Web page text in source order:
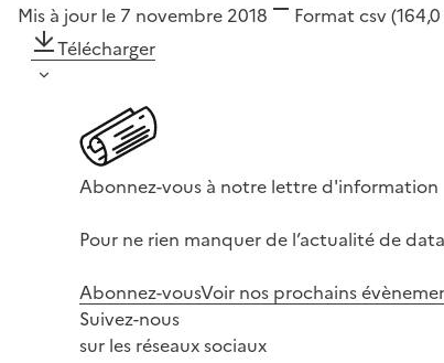
Mis à jour le 7 novembre 2018 Format csv
Télécharger
Abonnez-vous à notre lettre d'information
Pour ne rien manquer de l’actualité de
Abonnez-vousVoir nos prochains
Suivez-nous
sur les réseaux sociaux